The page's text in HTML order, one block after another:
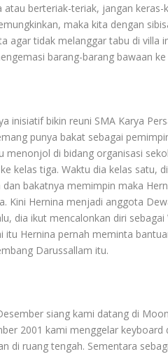
atau berteriak-teriak, jangan
maka kita dengan
agar tidak melanggar tabu di villa
barang-barang bawaan
inisiatif bikin reuni SMA Karya
punya bakat sebagai
menonjol di bidang organisasi
kelas tiga. Waktu dia kelas satu,
dan bakatnya memimpin maka
Kini Hernina menjadi anggota
dia ikut mencalonkan diri
itu Hernina pernah meminta
Darussallam itu.
siang kami datang di
2001 kami menggelar
di ruang tengah. Sementara